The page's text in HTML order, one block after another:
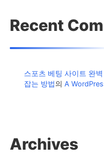
Recent
스포츠 베팅 사이트 완
잡는 방법의A
Archives